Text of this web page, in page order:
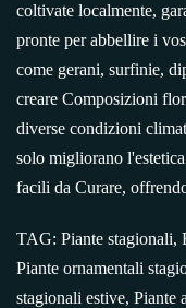
coltivate localmente,
pronte per abbellire i
come gerani, surfinie,
creare Composizioni
diverse condizioni
solo migliorano
facili da Curare,
TAG: Piante stagionali,
Piante ornamentali
stagionali estive, Piante